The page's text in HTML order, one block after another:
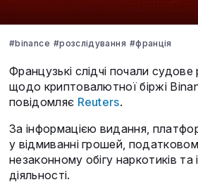
#binance #розслідування #франція
Французькі слідчі почали судове
щодо криптовалютної біржі
повідомляє Reuters.
За інформацією видання,
у відмиванні грошей,
незаконному обігу наркотиків та
діяльності.